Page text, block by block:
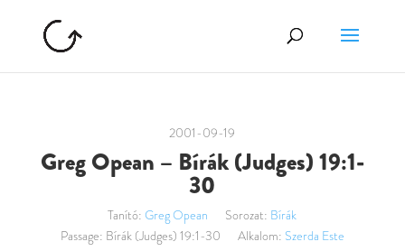
2001-09-19
Greg Opean – Bírák (Judges) 19:1-
30
Tanító: Greg Opean Sorozat: Bírák
Passage: Bírák (Judges) 19:1-30 Alkalom: Szerda Este